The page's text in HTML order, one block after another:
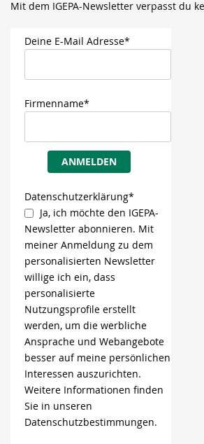
Mit dem IGEPA-Newsletter verpasst du
Deine E-Mail Adresse*
Firmenname*
ANMELDEN
Datenschutzerklärung*
Ja, ich möchte den IGEPA-
Newsletter abonnieren. Mit
meiner Anmeldung zu dem
personalisierten Newsletter
willige ich ein, dass
personalisierte
Nutzungsprofile erstellt
werden, um die werbliche
Ansprache und Webangebote
besser auf meine persönlichen
Interessen auszurichten.
Weitere Informationen finden
Sie in unseren
Datenschutzbestimmungen.